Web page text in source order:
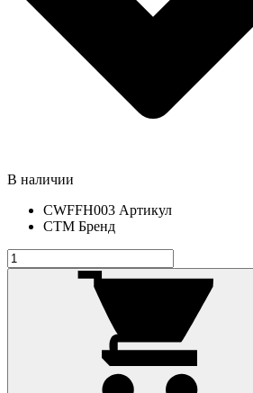
В наличии
CWFFH003 Артикул
СТМ Бренд